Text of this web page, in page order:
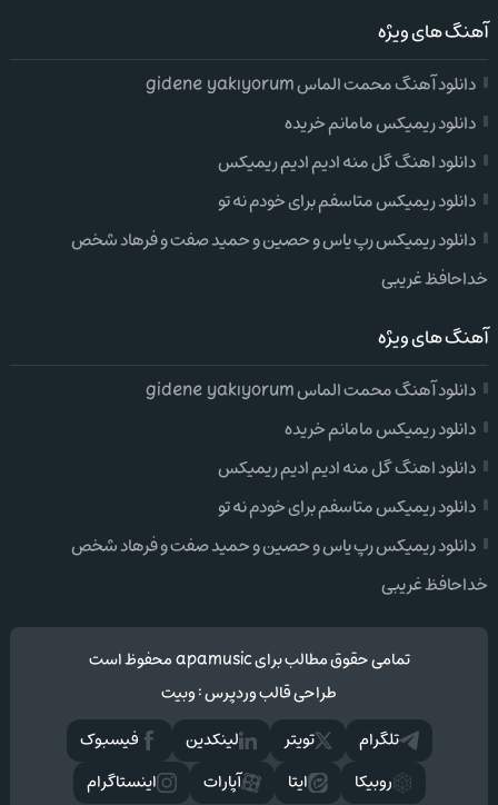
آهنگ های ویژه
دانلود آهنگ محمت الماس gidene yakıyorum
دانلود ریمیکس مامانم خریده
دانلود اهنگ گل منه ادیم ادیم ریمیکس
دانلود ریمیکس متاسفم برای خودم نه تو
دانلود ریمیکس رپ یاس و حصین و حمید صفت و فرهاد شخص
خداحافظ غریبی
آهنگ های ویژه
دانلود آهنگ محمت الماس gidene yakıyorum
دانلود ریمیکس مامانم خریده
دانلود اهنگ گل منه ادیم ادیم ریمیکس
دانلود ریمیکس متاسفم برای خودم نه تو
دانلود ریمیکس رپ یاس و حصین و حمید صفت و فرهاد شخص
خداحافظ غریبی
تمامی حقوق مطالب برای apamusic محفوظ است
طراحی قالب وردپرس:وبیت
فيسبوک
لینکدین تويتر
تلگرام
اینستاگرام
آپارات ایتا روبیکا